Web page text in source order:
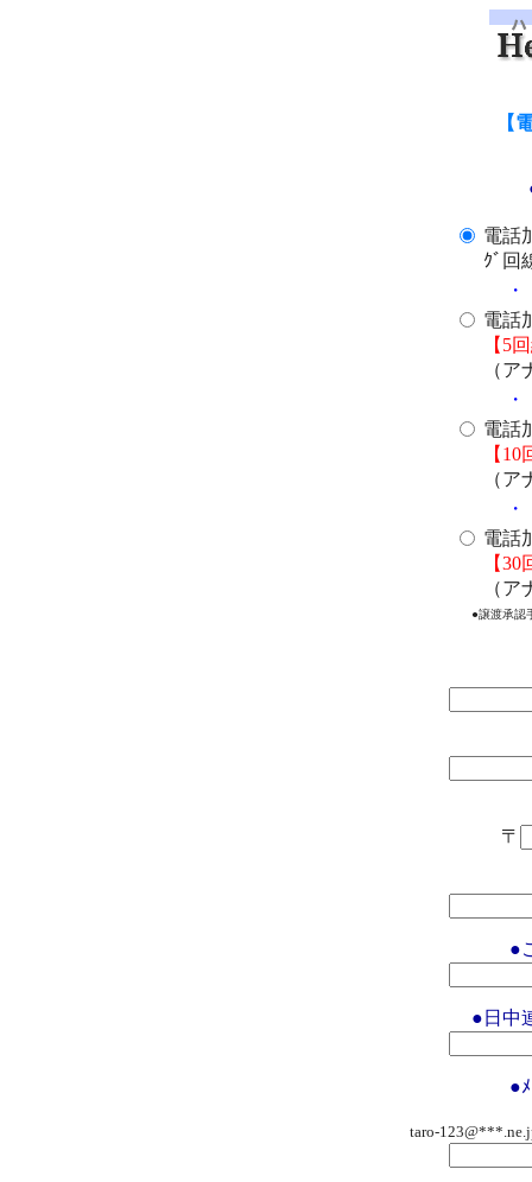
【
電話
ｸﾞ回
電話
【5
（
電話
【
（
電話
【
（
●譲渡承認
〒
●
●日中
●
taro-